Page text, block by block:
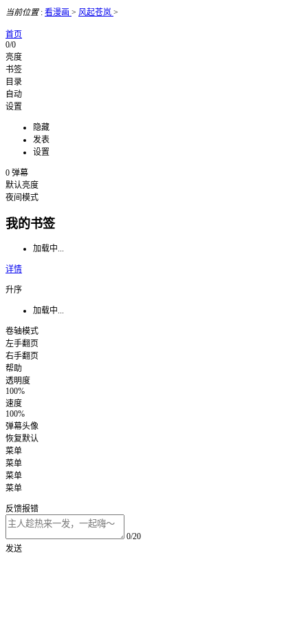
当前位置: 看漫画 > 风起苍岚 >
首页
0/0
亮度
书签
目录
自动
设置
隐藏
发表
设置
0 弹幕
默认亮度
夜间模式
我的书签
加载中...
详情
升序
加载中...
卷轴模式
左手翻页
右手翻页
帮助
透明度
100%
速度
100%
弹幕头像
恢复默认
菜单
菜单
菜单
菜单
反馈报错
0/20
发送